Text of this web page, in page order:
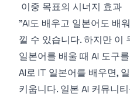
이중 목표의 시너지 효과
"AI도 배우고 일본어도 배
낄 수 있습니다. 하지만 이
일본어를 배울 때 AI 도구
AI로 IT 일본어를 배우면,
키웁니다. 일본 AI 커뮤니